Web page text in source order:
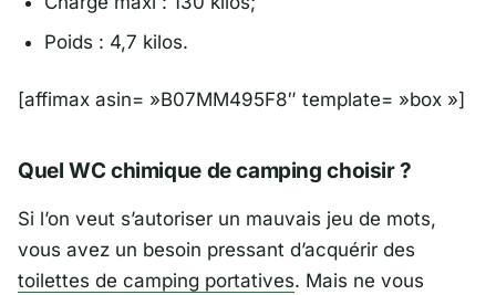
Poids : 4,7 kilos.
[affimax asin= »B07MM495F8″ template= »box »]
Quel WC chimique de camping choisir ?
Si l’on veut s’autoriser un mauvais jeu de mots,
vous avez un besoin pressant d’acquérir des
toilettes de camping portatives. Mais ne vous